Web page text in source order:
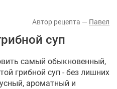
Павел
суп
самый обыкновенный,
грибной суп - без лишних
ароматный и